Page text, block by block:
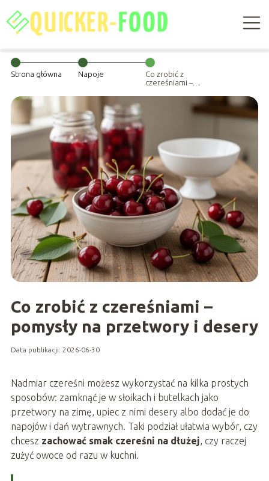
Strona główna Napoje
Co zrobić z
czereśniami –
Co zrobić z czereśniami –
pomysły na przetwory i desery
Data publikacji: 2026-06-30
Nadmiar czereśni możesz wykorzystać na kilka prostych
sposobów: zamknąć je w słoikach i butelkach jako
przetwory na zimę, upiec z nimi desery albo dodać je do
napojów i dań wytrawnych. Taki podział ułatwia wybór, czy
chcesz zachować smak czereśni na dłużej, czy raczej
zużyć owoce od razu w kuchni.